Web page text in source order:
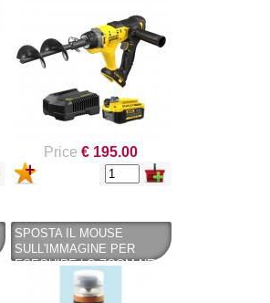
Price € 195.00
SPOSTA IL MOUSE
SULL'IMMAGINE PER
ESEGUIRE LO ZOOM NE
HAI UNO DA VENDERE?
VENDINE UNO UGUALE